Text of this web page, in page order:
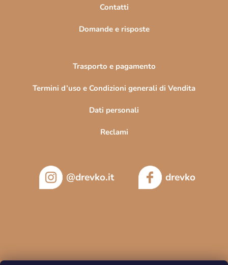
l
n
Contatti
Domande e risposte
Trasporto e pagamento
Termini d’uso e Condizioni generali di Vendita
Dati personali
Reclami
@drevko.it drevko